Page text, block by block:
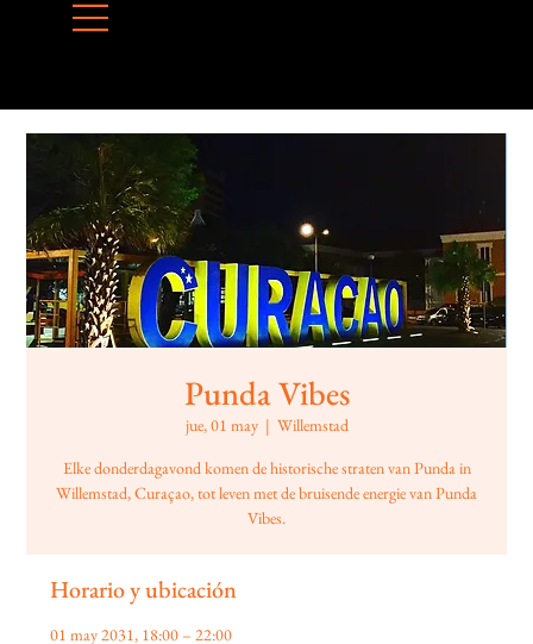
Punda Vibes
jue, 01 may
  |
Willemstad
Elke donderdagavond komen de historische straten van Punda in
Willemstad, Curaçao, tot leven met de bruisende energie van Punda
Vibes.
Horario y ubicación
01 may 2031, 18:00 – 22:00